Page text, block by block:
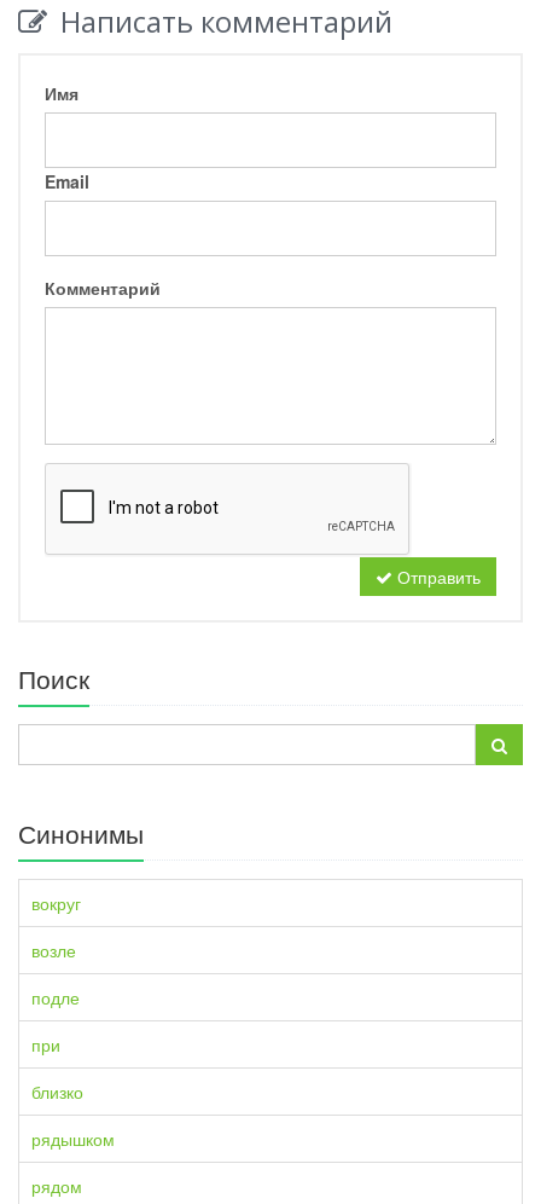
Написать комментарий
Имя
Email
Комментарий
Отправить
Поиск
Синонимы
вокруг
возле
подле
при
близко
рядышком
рядом